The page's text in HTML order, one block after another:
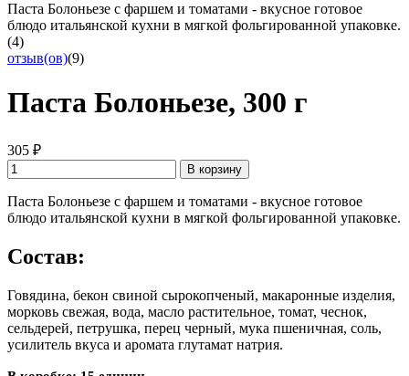
Паста Болоньезе с фаршем и томатами - вкусное готовое
блюдо итальянской кухни в мягкой фольгированной упаковке.
(4)
отзыв(ов)(9)
Паста Болоньезе, 300 г
305 ₽
В корзину
Паста Болоньезе с фаршем и томатами - вкусное готовое
блюдо итальянской кухни в мягкой фольгированной упаковке.
Состав:
Говядина, бекон свиной сырокопченый, макаронные изделия,
морковь свежая, вода, масло растительное, томат, чеснок,
сельдерей, петрушка, перец черный, мука пшеничная, соль,
усилитель вкуса и аромата глутамат натрия.